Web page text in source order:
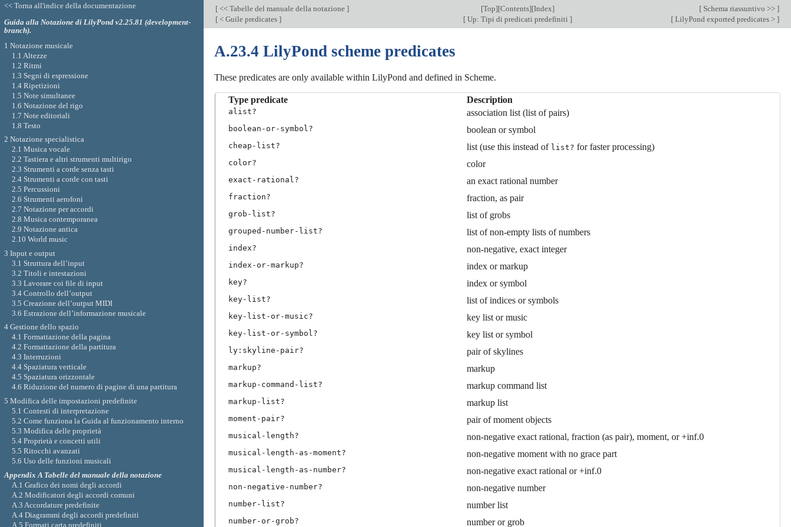
[ << Tabelle del manuale della notazione ] [Top][Contents][Index] [ Schema riassuntivo >> ]
[ < Guile predicates ] [Up: Tipi di predicati predefiniti ] [ LilyPond exported predicates > ]
A.23.4 LilyPond scheme predicates
These predicates are only available within LilyPond and defined in Scheme.
Type predicate Description
alist? association list (list of pairs)
boolean-or-symbol? boolean or symbol
cheap-list? list (use this instead of list? for faster processing)
color? color
exact-rational? an exact rational number
fraction? fraction, as pair
grob-list? list of grobs
grouped-number-list? list of non-empty lists of numbers
index? non-negative, exact integer
index-or-markup? index or markup
key? index or symbol
key-list? list of indices or symbols
key-list-or-music? key list or music
key-list-or-symbol? key list or symbol
ly:skyline-pair? pair of skylines
markup? markup
markup-command-list? markup command list
markup-list? markup list
moment-pair? pair of moment objects
musical-length? non-negative exact rational, fraction (as pair), moment, or +inf.0
musical-length-as-moment? non-negative moment with no grace part
musical-length-as-number? non-negative exact rational or +inf.0
non-negative-number? non-negative number
number-list? number list
number-or-grob? number or grob
<< Torna all'indice della documentazione
Guida alla Notazione di LilyPond v2.25.81 (development-
branch).
1 Notazione musicale
1.1 Altezze
1.2 Ritmi
1.3 Segni di espressione
1.4 Ripetizioni
1.5 Note simultanee
1.6 Notazione del rigo
1.7 Note editoriali
1.8 Testo
2 Notazione specialistica
2.1 Musica vocale
2.2 Tastiera e altri strumenti multirigo
2.3 Strumenti a corde senza tasti
2.4 Strumenti a corde con tasti
2.5 Percussioni
2.6 Strumenti aerofoni
2.7 Notazione per accordi
2.8 Musica contemporanea
2.9 Notazione antica
2.10 World music
3 Input e output
3.1 Struttura dell’input
3.2 Titoli e intestazioni
3.3 Lavorare coi file di input
3.4 Controllo dell’output
3.5 Creazione dell’output MIDI
3.6 Estrazione dell’informazione musicale
4 Gestione dello spazio
4.1 Formattazione della pagina
4.2 Formattazione della partitura
4.3 Interruzioni
4.4 Spaziatura verticale
4.5 Spaziatura orizzontale
4.6 Riduzione del numero di pagine di una partitura
5 Modifica delle impostazioni predefinite
5.1 Contesti di interpretazione
5.2 Come funziona la Guida al funzionamento interno
5.3 Modifica delle proprietà
5.4 Proprietà e concetti utili
5.5 Ritocchi avanzati
5.6 Uso delle funzioni musicali
Appendix A Tabelle del manuale della notazione
A.1 Grafico dei nomi degli accordi
A.2 Modificatori degli accordi comuni
A.3 Accordature predefinite
A.4 Diagrammi degli accordi predefiniti
A.5 Formati carta predefiniti